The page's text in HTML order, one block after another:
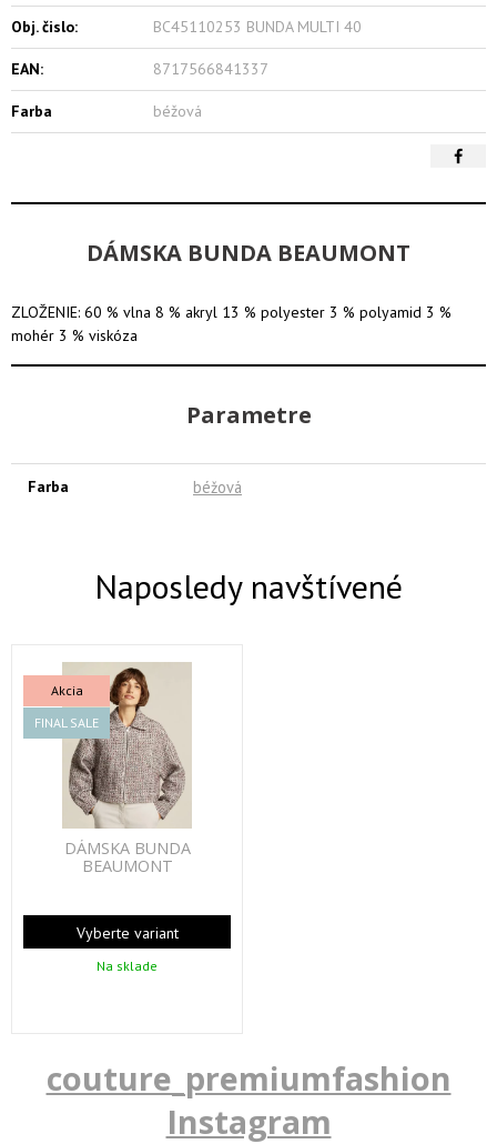
Obj. čislo: BC45110253 BUNDA MULTI 40
EAN: 8717566841337
Farba béžová
DÁMSKA BUNDA BEAUMONT
ZLOŽENIE: 60 % vlna 8 % akryl 13 % polyester 3 % polyamid 3 %
mohér 3 % viskóza
Parametre
Farba béžová
Naposledy navštívené
DÁMSKA BUNDA
BEAUMONT
Akcia
FINAL SALE
Vyberte variant
Na sklade
couture_premiumfashion
Instagram